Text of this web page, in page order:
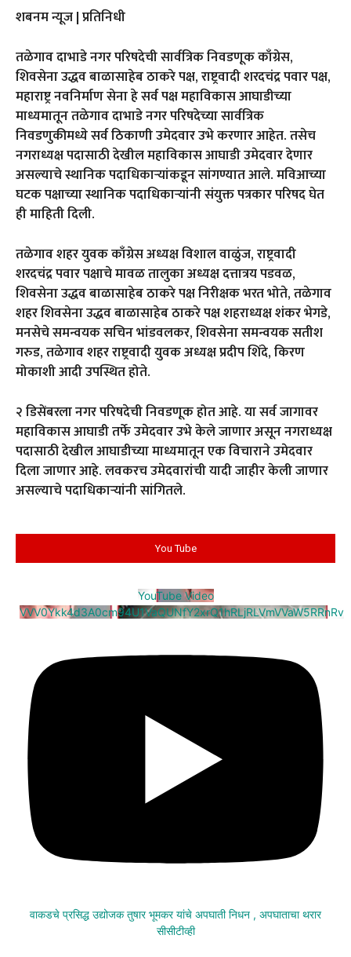
शबनम न्यूज | प्रतिनिधी
तळेगाव दाभाडे नगर परिषदेची सार्वत्रिक निवडणूक काँग्रेस,
शिवसेना उद्धव बाळासाहेब ठाकरे पक्ष, राष्ट्रवादी शरदचंद्र पवार पक्ष,
महाराष्ट्र नवनिर्माण सेना हे सर्व पक्ष महाविकास आघाडीच्या
माध्यमातून तळेगाव दाभाडे नगर परिषदेच्या सार्वत्रिक
निवडणुकीमध्ये सर्व ठिकाणी उमेदवार उभे करणार आहेत. तसेच
नगराध्यक्ष पदासाठी देखील महाविकास आघाडी उमेदवार देणार
असल्याचे स्थानिक पदाधिकाऱ्यांकडून सांगण्यात आले. मविआच्या
घटक पक्षाच्या स्थानिक पदाधिकाऱ्यांनी संयुक्त पत्रकार परिषद घेत
ही माहिती दिली.
तळेगाव शहर युवक काँग्रेस अध्यक्ष विशाल वाळुंज, राष्ट्रवादी
शरदचंद्र पवार पक्षाचे मावळ तालुका अध्यक्ष दत्तात्रय पडवळ,
शिवसेना उद्धव बाळासाहेब ठाकरे पक्ष निरीक्षक भरत भोते, तळेगाव
शहर शिवसेना उद्धव बाळासाहेब ठाकरे पक्ष शहराध्यक्ष शंकर भेगडे,
मनसेचे समन्वयक सचिन भांडवलकर, शिवसेना समन्वयक सतीश
गरुड, तळेगाव शहर राष्ट्रवादी युवक अध्यक्ष प्रदीप शिंदे, किरण
मोकाशी आदी उपस्थित होते.
२ डिसेंबरला नगर परिषदेची निवडणूक होत आहे. या सर्व जागावर
महाविकास आघाडी तर्फे उमेदवार उभे केले जाणार असून नगराध्यक्ष
पदासाठी देखील आघाडीच्या माध्यमातून एक विचाराने उमेदवार
दिला जाणार आहे. लवकरच उमेदवारांची यादी जाहीर केली जाणार
असल्याचे पदाधिकाऱ्यांनी सांगितले.
You Tube
YouTube Video
VVV0Ykk4d3A0cm94U1VaQUNfY2xrQ1hRLjRLVmVVaW5RRnRv
वाकडचे प्रसिद्ध उद्योजक तुषार भूमकर यांचे अपघाती निधन , अपघाताचा थरार
सीसीटीव्ही